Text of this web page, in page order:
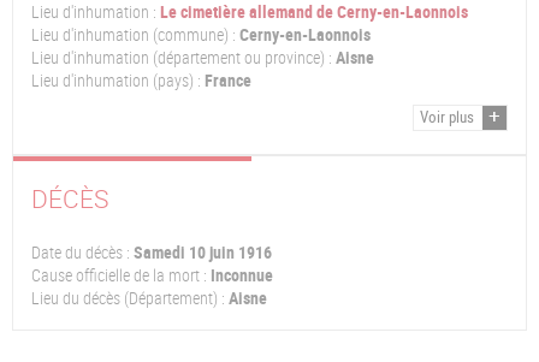
Lieu d'inhumation : Le cimetière allemand de Cerny-en-Laonnois
Lieu d'inhumation (commune) : Cerny-en-Laonnois
Lieu d'inhumation (département ou province) : Aisne
Lieu d'inhumation (pays) : France
Voir plus
DÉCÈS
Date du décès : Samedi 10 juin 1916
Cause officielle de la mort : Inconnue
Lieu du décès (Département) : Aisne